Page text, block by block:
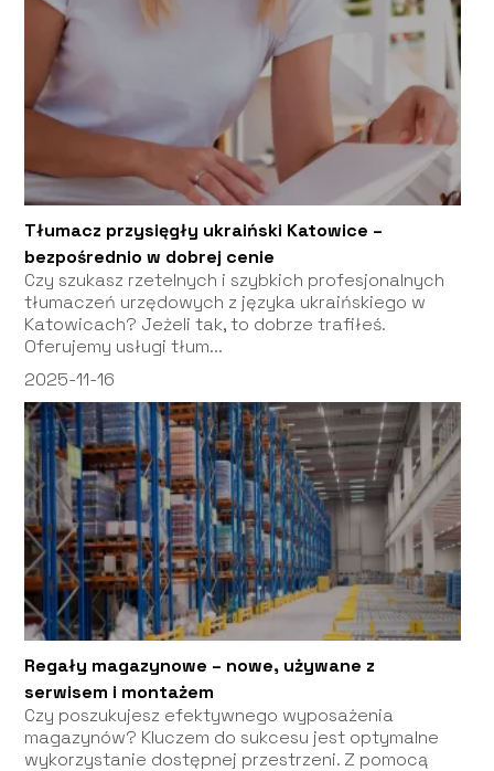
Tłumacz przysięgły ukraiński Katowice –
bezpośrednio w dobrej cenie
Czy szukasz rzetelnych i szybkich profesjonalnych
tłumaczeń urzędowych z języka ukraińskiego w
Katowicach? Jeżeli tak, to dobrze trafiłeś.
Oferujemy usługi tłum...
2025-11-16
Regały magazynowe – nowe, używane z
serwisem i montażem
Czy poszukujesz efektywnego wyposażenia
magazynów? Kluczem do sukcesu jest optymalne
wykorzystanie dostępnej przestrzeni. Z pomocą